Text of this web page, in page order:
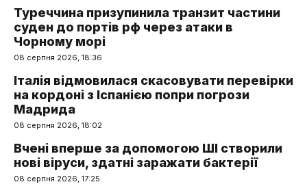
Туреччина призупинила транзит частини
суден до портів рф через атаки в
Чорному морі
08 серпня 2026, 18:36
Італія відмовилася скасовувати перевірки
на кордоні з Іспанією попри погрози
Мадрида
08 серпня 2026, 18:02
Вчені вперше за допомогою ШІ створили
нові віруси, здатні заражати бактерії
08 серпня 2026, 17:25